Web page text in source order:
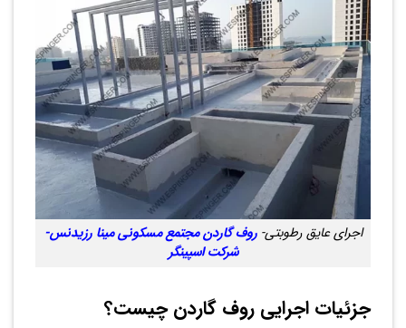
اجرای عایق رطوبتی-روف گاردن مجتمع مسکونی مینا رزیدنس-
شرکت اسپینگر
جزئیات اجرایی روف گاردن چیست؟